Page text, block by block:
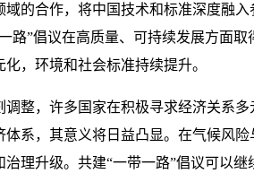
的合作，将中国技术和标准深度融
路”倡议在高质量、可持续发展方面
，环境和社会标准持续提升。
调整，许多国家在积极寻求经济关系
体系，其意义将日益凸显。在气候风
理升级。共建“一带一路”倡议可以